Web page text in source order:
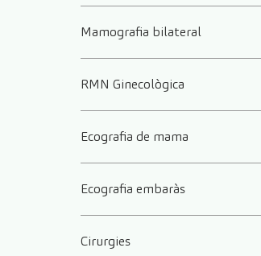
Mamografia bilateral
RMN Ginecològica
Ecografia de mama
Ecografia embaràs
Cirurgies